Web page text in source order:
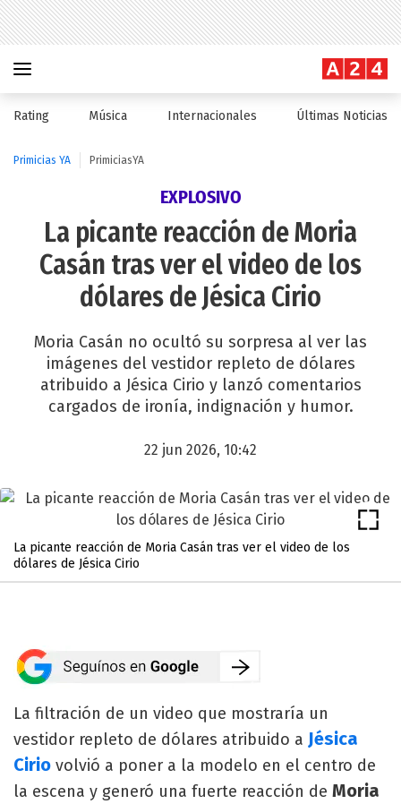
Rating Música Internacionales Últimas Noticias
Primicias YA PrimiciasYA
EXPLOSIVO
La picante reacción de Moria
Casán tras ver el video de los
dólares de Jésica Cirio
Moria Casán no ocultó su sorpresa al ver las
imágenes del vestidor repleto de dólares
atribuido a Jésica Cirio y lanzó comentarios
cargados de ironía, indignación y humor.
22 jun 2026, 10:42
La picante reacción de Moria Casán tras ver el video de los
dólares de Jésica Cirio
La filtración de un video que mostraría un
vestidor repleto de dólares atribuido a Jésica
Cirio volvió a poner a la modelo en el centro de
la escena y generó una fuerte reacción de Moria